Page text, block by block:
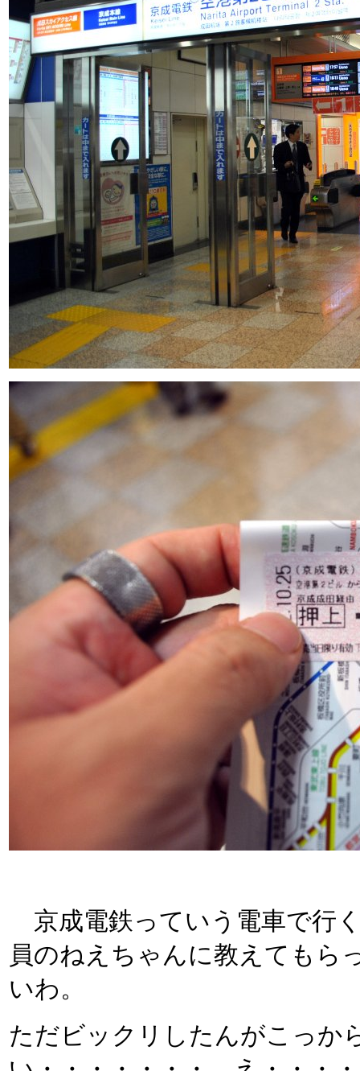
京成電鉄っていう電車で行
員のねえちゃんに教えてもら
いわ。
ただビックリしたんがこっか